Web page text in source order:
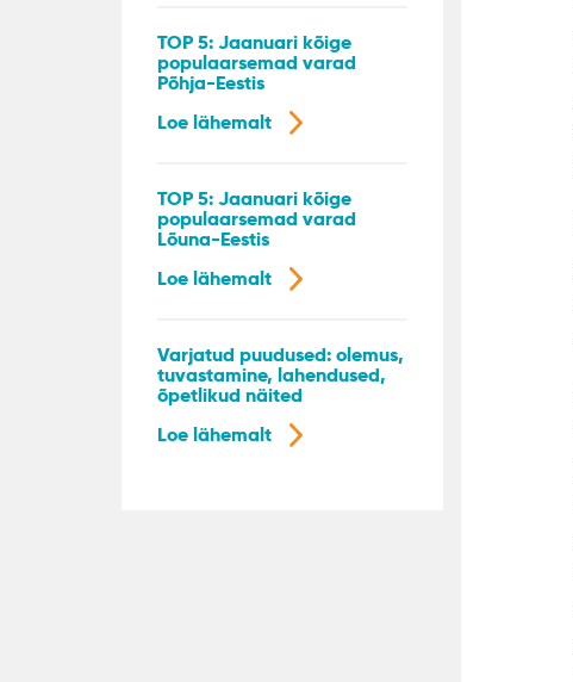
TOP 5: Jaanuari kõige
populaarsemad varad
Põhja-Eestis
Loe lähemalt
TOP 5: Jaanuari kõige
populaarsemad varad
Lõuna-Eestis
Loe lähemalt
Varjatud puudused: olemus,
tuvastamine, lahendused,
õpetlikud näited
Loe lähemalt